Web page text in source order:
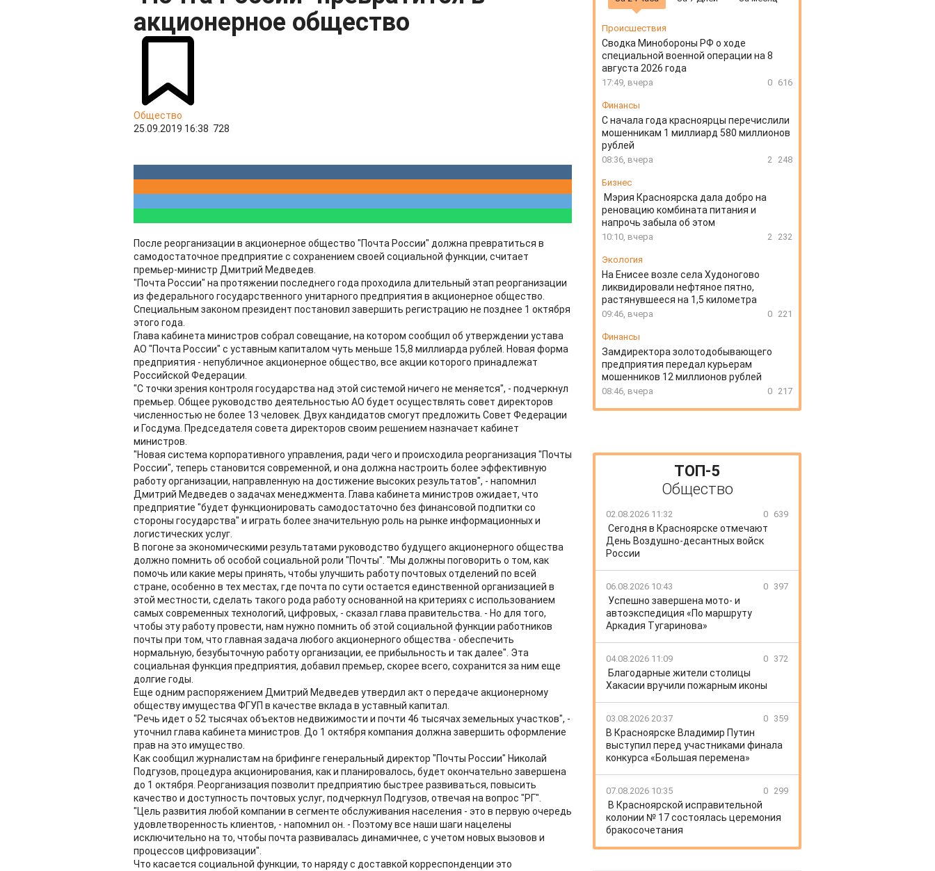
акционерное общество
Общество
25.09.2019 16:38 728
После реорганизации в акционерное общество "Почта России" должна превратиться в
самодостаточное предприятие с сохранением своей социальной функции, считает
премьер-министр Дмитрий Медведев.
"Почта России" на протяжении последнего года проходила длительный этап реорганизации
из федерального государственного унитарного предприятия в акционерное общество.
Специальным законом президент постановил завершить регистрацию не позднее 1 октября
этого года.
Глава кабинета министров собрал совещание, на котором сообщил об утверждении устава
АО "Почта России" с уставным капиталом чуть меньше 15,8 миллиарда рублей. Новая форма
предприятия - непубличное акционерное общество, все акции которого принадлежат
Российской Федерации.
"С точки зрения контроля государства над этой системой ничего не меняется", - подчеркнул
премьер. Общее руководство деятельностью АО будет осуществлять совет директоров
численностью не более 13 человек. Двух кандидатов смогут предложить Совет Федерации
и Госдума. Председателя совета директоров своим решением назначает кабинет
министров.
"Новая система корпоративного управления, ради чего и происходила реорганизация "Почты
России", теперь становится современной, и она должна настроить более эффективную
работу организации, направленную на достижение высоких результатов", - напомнил
Дмитрий Медведев о задачах менеджмента. Глава кабинета министров ожидает, что
предприятие "будет функционировать самодостаточно без финансовой подпитки со
стороны государства" и играть более значительную роль на рынке информационных и
логистических услуг.
В погоне за экономическими результатами руководство будущего акционерного общества
должно помнить об особой социальной роли "Почты". "Мы должны поговорить о том, как
помочь или какие меры принять, чтобы улучшить работу почтовых отделений по всей
стране, особенно в тех местах, где почта по сути остается единственной организацией в
этой местности, сделать такого рода работу основанной на критериях с использованием
самых современных технологий, цифровых, - сказал глава правительства. - Но для того,
чтобы эту работу провести, нам нужно помнить об этой социальной функции работников
почты при том, что главная задача любого акционерного общества - обеспечить
нормальную, безубыточную работу организации, ее прибыльность и так далее". Эта
социальная функция предприятия, добавил премьер, скорее всего, сохранится за ним еще
долгие годы.
Еще одним распоряжением Дмитрий Медведев утвердил акт о передаче акционерному
обществу имущества ФГУП в качестве вклада в уставный капитал.
"Речь идет о 52 тысячах объектов недвижимости и почти 46 тысячах земельных участков", -
уточнил глава кабинета министров. До 1 октября компания должна завершить оформление
прав на это имущество.
Как сообщил журналистам на брифинге генеральный директор "Почты России" Николай
Подгузов, процедура акционирования, как и планировалось, будет окончательно завершена
до 1 октября. Реорганизация позволит предприятию быстрее развиваться, повысить
качество и доступность почтовых услуг, подчеркнул Подгузов, отвечая на вопрос "РГ".
"Цель развития любой компании в сегменте обслуживания населения - это в первую очередь
удовлетворенность клиентов, - напомнил он. - Поэтому все наши шаги нацелены
исключительно на то, чтобы почта развивалась динамичнее, с учетом новых вызовов и
процессов цифровизации".
Что касается социальной функции, то наряду с доставкой корреспонденции это
Происшествия
Сводка Минобороны РФ о ходе
специальной военной операции на 8
августа 2026 года
17:49, вчера 0 616
Финансы
С начала года красноярцы перечислили
мошенникам 1 миллиард 580 миллионов
рублей
08:36, вчера 2 248
Бизнес
Мэрия Красноярска дала добро на
реновацию комбината питания и
напрочь забыла об этом
10:10, вчера 2 232
Экология
На Енисее возле села Худоногово
ликвидировали нефтяное пятно,
растянувшееся на 1,5 километра
09:46, вчера 0 221
Финансы
Замдиректора золотодобывающего
предприятия передал курьерам
мошенников 12 миллионов рублей
08:46, вчера 0 217
ТОП-5
Общество
02.08.2026 11:32 0 639
Сегодня в Красноярске отмечают
День Воздушно-десантных войск
России
06.08.2026 10:43 0 397
Успешно завершена мото- и
автоэкспедиция «По маршруту
Аркадия Тугаринова»
04.08.2026 11:09 0 372
Благодарные жители столицы
Хакасии вручили пожарным иконы
03.08.2026 20:37 0 359
В Красноярске Владимир Путин
выступил перед участниками финала
конкурса «Большая перемена»
07.08.2026 10:35 0 299
В Красноярской исправительной
колонии № 17 состоялась церемония
бракосочетания